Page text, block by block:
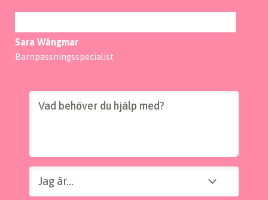
Sara Wångmar
Barnpassningsspecialist
Vad behöver du hjälp med?
Jag är...
Jag är...